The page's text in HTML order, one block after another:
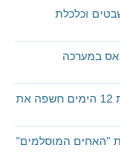
וכלכלת
במערכה
בין עוצמה מוצהרת למשבר שלטוני: כיצד מלחמת 12 הימים חשפה את
"האחים המוסלמים"